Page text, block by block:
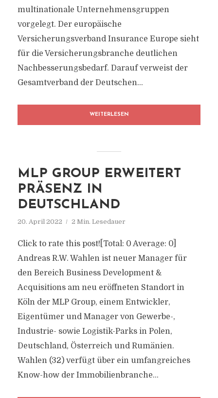
multinationale Unternehmensgruppen
vorgelegt. Der europäische
Versicherungsverband Insurance Europe sieht
für die Versicherungsbranche deutlichen
Nachbesserungsbedarf. Darauf verweist der
Gesamtverband der Deutschen...
WEITERLESEN
MLP GROUP ERWEITERT
PRÄSENZ IN
DEUTSCHLAND
20. April 2022 2 Min. Lesedauer
Click to rate this post![Total: 0 Average: 0]
Andreas R.W. Wahlen ist neuer Manager für
den Bereich Business Development &
Acquisitions am neu eröffneten Standort in
Köln der MLP Group, einem Entwickler,
Eigentümer und Manager von Gewerbe-,
Industrie- sowie Logistik-Parks in Polen,
Deutschland, Österreich und Rumänien.
Wahlen (32) verfügt über ein umfangreiches
Know-how der Immobilienbranche...